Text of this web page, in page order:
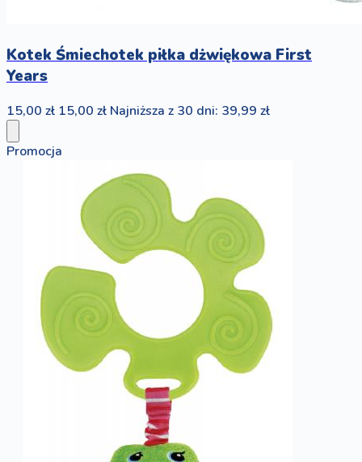
Kotek Śmiechotek piłka dżwiękowa First
Years
15,00 zł 15,00 zł Najniższa z 30 dni: 39,99 zł
Promocja